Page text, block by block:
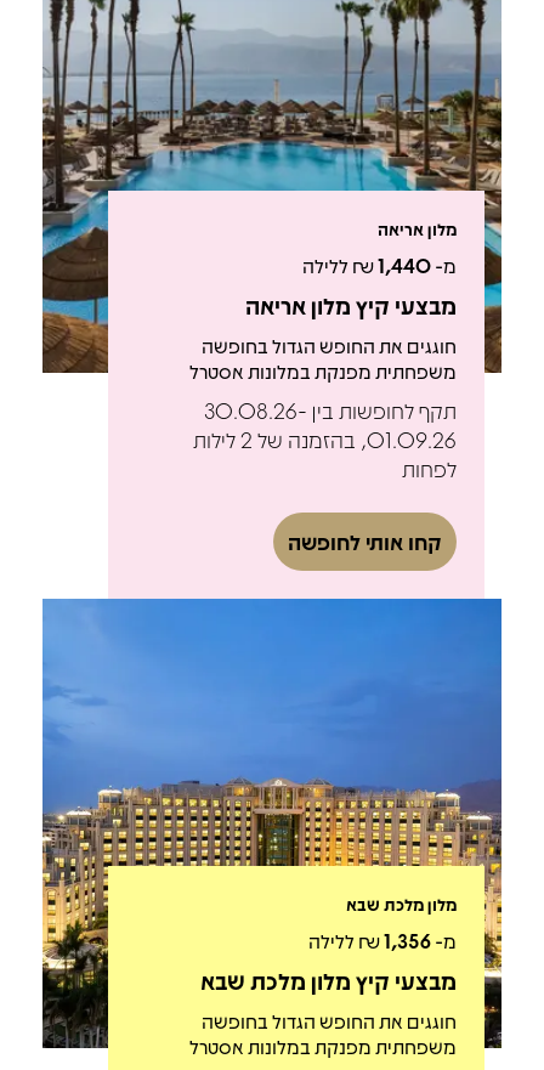
מלון אריאה
מ-1,440₪ ללילה
מבצעי קיץ מלון אריאה
חוגגים את החופש הגדול בחופשה
משפחתית מפנקת במלונות אסטרל
תקף לחופשות בין 30.08.26-
01.09.26, בהזמנה של 2 לילות
לפחות
קחו אותי לחופשה
מלון מלכת שבא
מ-1,356₪ ללילה
מבצעי קיץ מלון מלכת שבא
חוגגים את החופש הגדול בחופשה
משפחתית מפנקת במלונות אסטרל